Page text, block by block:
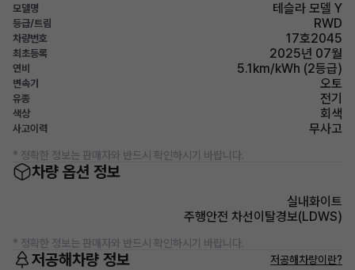
모델명 테슬라 모델 Y
등급/트림 RWD
차량번호 17호2045
최초등록 2025년 07월
연비 5.1km/kWh (2등급)
변속기 오토
유종 전기
색상 회색
사고이력 무사고
* 정확한 정보는 판매자와 반드시 확인하시기 바랍니다.
차량 옵션 정보
실내화이트
주행안전 차선이탈경보(LDWS)
* 정확한 정보는 판매자와 반드시 확인하시기 바랍니다.
저공해차량 정보 저공해차량이란?